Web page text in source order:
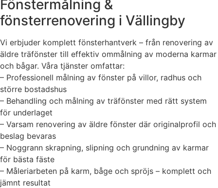
Fönstermålning &
fönsterrenovering i Vällingby
Vi erbjuder komplett fönsterhantverk – från renovering av
äldre träfönster till effektiv ommålning av moderna karmar
och bågar. Våra tjänster omfattar:
– Professionell målning av fönster på villor, radhus och
större bostadshus
– Behandling och målning av träfönster med rätt system
för underlaget
– Varsam renovering av äldre fönster där originalprofil och
beslag bevaras
– Noggrann skrapning, slipning och grundning av karmar
för bästa fäste
– Måleriarbeten på karm, båge och spröjs – komplett och
jämnt resultat